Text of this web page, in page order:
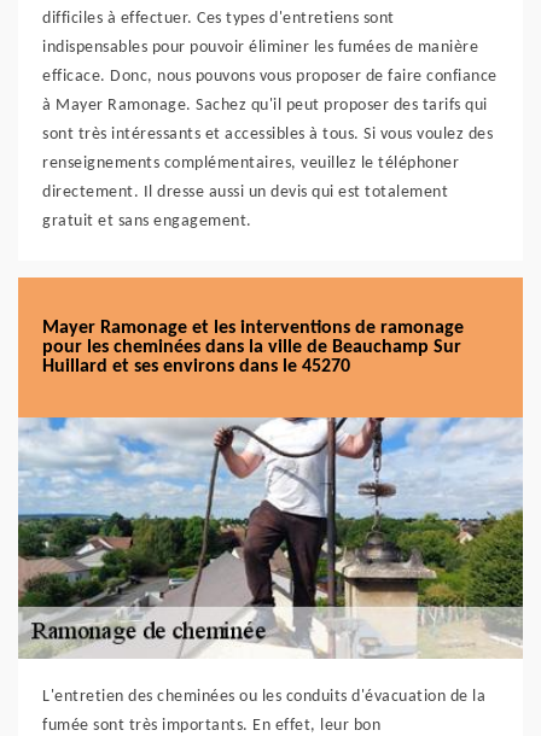
difficiles à effectuer. Ces types d'entretiens sont
indispensables pour pouvoir éliminer les fumées de manière
efficace. Donc, nous pouvons vous proposer de faire confiance
à Mayer Ramonage. Sachez qu'il peut proposer des tarifs qui
sont très intéressants et accessibles à tous. Si vous voulez des
renseignements complémentaires, veuillez le téléphoner
directement. Il dresse aussi un devis qui est totalement
gratuit et sans engagement.
Mayer Ramonage et les interventions de ramonage
pour les cheminées dans la ville de Beauchamp Sur
Huillard et ses environs dans le 45270
L'entretien des cheminées ou les conduits d'évacuation de la
fumée sont très importants. En effet, leur bon